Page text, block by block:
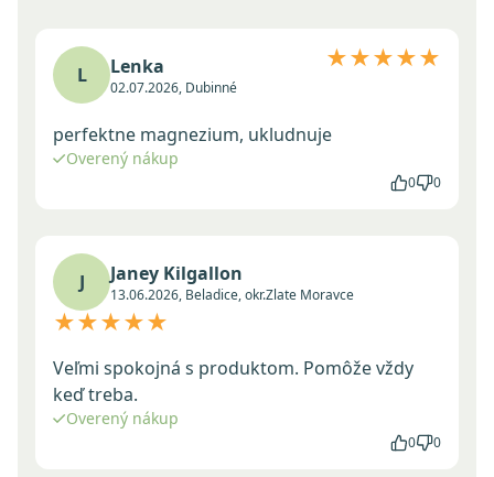
L Lenka
02.07.2026, Dubinné
★★★★★
perfektne magnezium, ukludnuje
Overený nákup
0 0
J Janey Kilgallon
13.06.2026, Beladice, okr.Zlate Moravce
★★★★★
Veľmi spokojná s produktom. Pomôže vždy
keď treba.
Overený nákup
0 0